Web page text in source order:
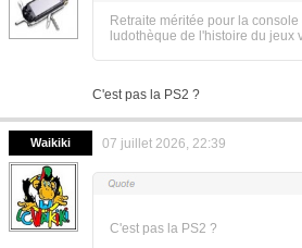
Retraite méritée pour la
ludothèque de l'histoire du jeux
C'est pas la PS2 ?
Waikiki 07 juillet 2026, 22:39
C'est pas la PS2 ?